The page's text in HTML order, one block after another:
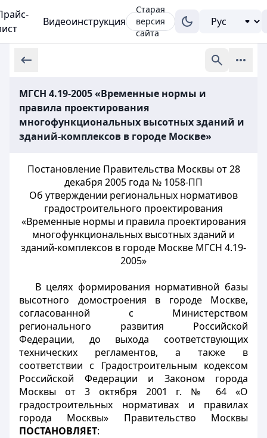
Видеоинструкция
Старая
версия
сайта
МГСН 4.19-2005 «Временные нормы и
правила проектирования
многофункциональных высотных зданий и
зданий-комплексов в городе Москве»
Постановление Правительства Москвы от 28
декабря 2005 года № 1058-ПП
Об утверждении региональных нормативов
градостроительного проектирования
«Временные нормы и правила проектирования
многофункциональных высотных зданий и
зданий-комплексов в городе Москве МГСН 4.19-
2005»
В целях формирования нормативной базы
высотного домостроения в городе Москве,
согласованной с Министерством
регионального развития Российской
Федерации, до выхода соответствующих
технических регламентов, а также в
соответствии с Градостроительным кодексом
Российской Федерации и Законом города
Москвы от 3 октября 2001 г. № 64 «О
градостроительных нормативах и правилах
города Москвы» Правительство Москвы
ПОСТАНОВЛЯЕТ: